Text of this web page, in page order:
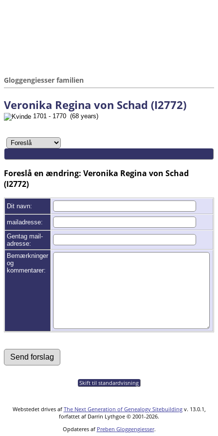
Gloggengiesser familien
Veronika Regina von Schad (I2772)
1701 - 1770 (68 years)
Foreslå en ændring: Veronika Regina von Schad
(I2772)
Dit navn:
mailadresse:
Gentag mail-
adresse:
Bemærkninger
og
kommentarer:
Skift til standardvisning
Webstedet drives af The Next Generation of Genealogy Sitebuildingv. 13.0.1,
forfattet af Darrin Lythgoe © 2001-2026.
Opdateres af Preben Gloggengiesser.